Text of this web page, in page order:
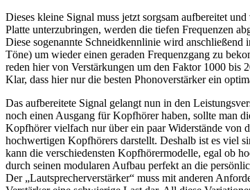
Dieses kleine Signal muss jetzt sorgsam aufbereitet
Platte unterzubringen, werden die tiefen Frequenzen
Diese sogenannte Schneidkennlinie wird
Töne) um wieder einen geraden Frequenzgang zu
reden hier von Verstärkungen um den Faktor 1000 bis
Klar, dass hier nur die besten Phonoverstärker ein
Das aufbereitete Signal gelangt nun in den
noch einen Ausgang für Kopfhörer haben, sollte man
Kopfhörer vielfach nur über ein paar Widerstände von
hochwertigen Kopfhörers darstellt. Deshalb ist es viel
kann die verschiedensten Kopfhörermodelle, egal ob
durch seinen modularen Aufbau perfekt an die
Der „Lautsprecherverstärker“ muss mit anderen